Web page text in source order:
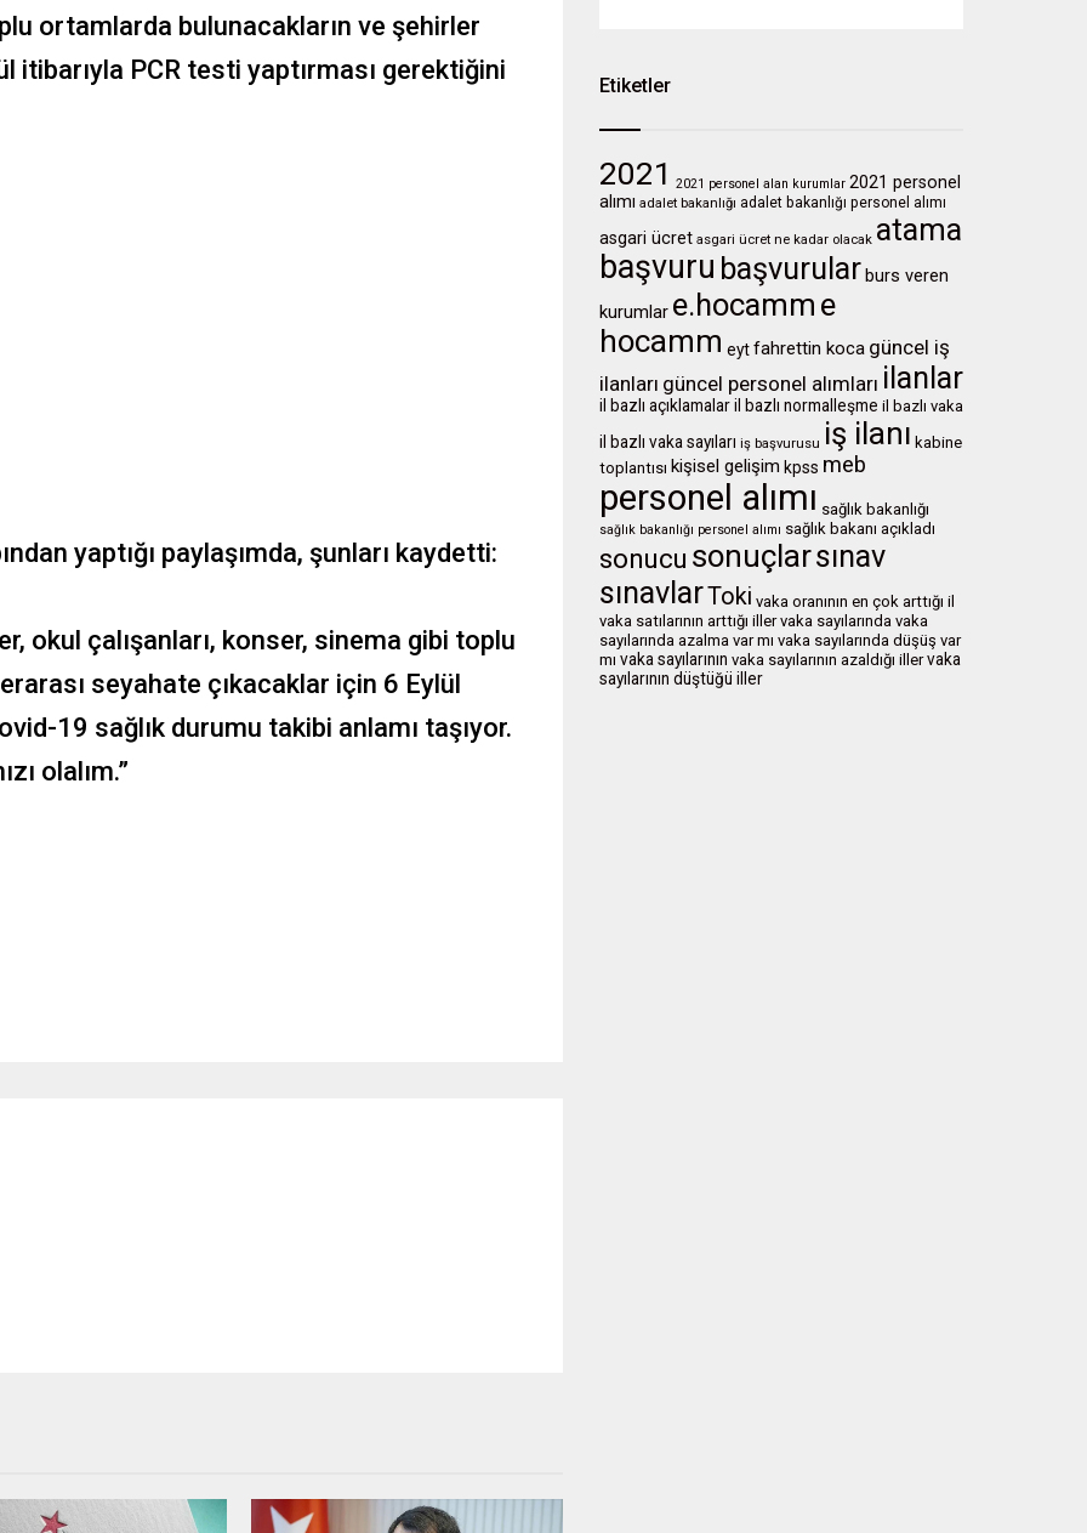
ortamlarda bulunacakların ve şehirler
itibarıyla PCR testi yaptırması gerektiğini
yaptığı paylaşımda, şunları kaydetti:
okul çalışanları, konser, sinema gibi toplu
seyahate çıkacaklar için 6 Eylül
19 sağlık durumu takibi anlamı taşıyor.
olalım.”
Etiketler
2021 2021 personel alan kurumlar 2021 personel
alımı adalet bakanlığı adalet bakanlığı personel alımı
asgari ücret asgari ücret ne kadar olacak atama
başvuru başvurularburs veren
kurumlar e.hocamm e
hocamm eytfahrettin koca güncel iş
ilanları güncel personel alımları ilanlar
il bazlı açıklamalaril bazlı normalleşme il bazlı vaka
il bazlı vaka sayıları iş başvurusu iş ilanı kabine
toplantısı kişisel gelişim kpss meb
personel alımı sağlık bakanlığı
sağlık bakanlığı personel alımı sağlık bakanı açıkladı
sonucu sonuçlarsınav
sınavlarToki vaka oranının en çok arttığı il
vaka satılarının arttığı iller vaka sayılarında vaka
sayılarında azalma var mı vaka sayılarında düşüş var
mı vaka sayılarının vaka sayılarının azaldığı iller vaka
sayılarının düştüğü iller